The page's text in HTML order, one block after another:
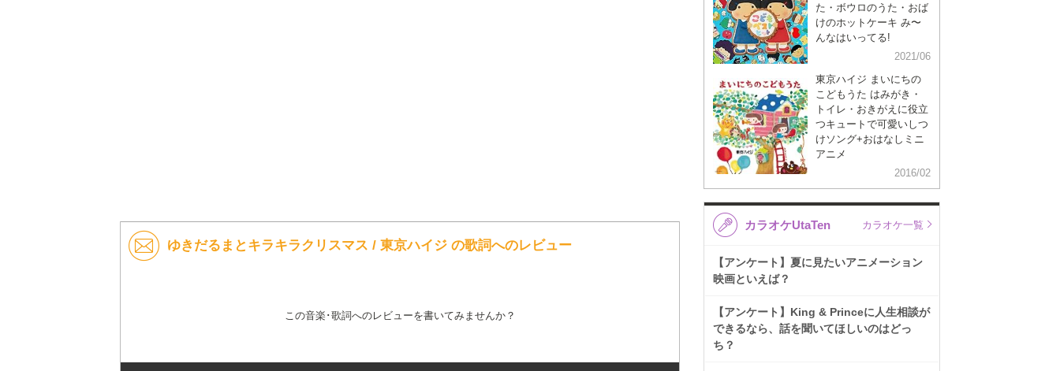
ゆきだるまとキラキラクリスマス / 東京ハイジ の歌詞へのレビュー
この音楽･歌詞へのレビューを書いてみませんか？
た・ボウロのうた・おば
けのホットケーキ み〜
んなはいってる!
2021/06
東京ハイジ まいにちの
こどもうた はみがき・
トイレ・おきがえに役立
つキュートで可愛いしつ
けソング+おはなしミニ
アニメ
2016/02
カラオケUtaTen カラオケ一覧
【アンケート】夏に見たいアニメーション
映画といえば？
【アンケート】King & Princeに人生相談が
できるなら、話を聞いてほしいのはどっ
ち？